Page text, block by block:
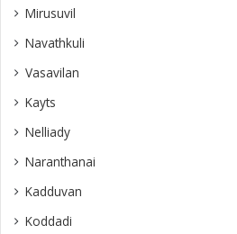
Sithankerny
Siruppiddy
Gurunagar
Vaddakkachchi
Kurumpasiddy
New Zealand
Poonakary
Polikandy